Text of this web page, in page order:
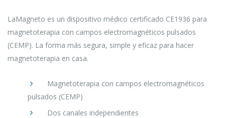
LaMagneto es un dispositivo médico certificado CE1936 para
magnetoterapia con campos electromagnéticos pulsados
(CEMP). La forma más segura, simple y eficaz para hacer
magnetoterapia en casa.
Magnetoterapia con campos electromagnéticos
pulsados (CEMP)
Dos canales independientes